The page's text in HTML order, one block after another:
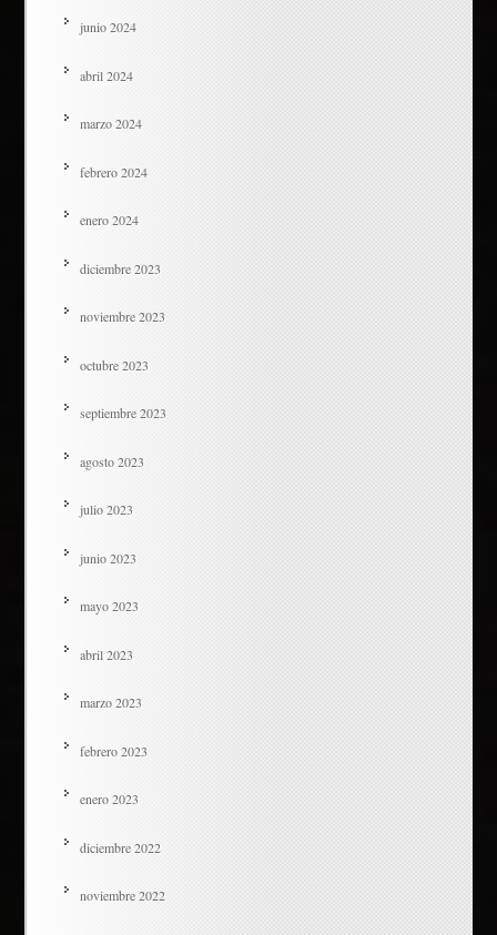
junio 2024
abril 2024
marzo 2024
febrero 2024
enero 2024
diciembre 2023
noviembre 2023
octubre 2023
septiembre 2023
agosto 2023
julio 2023
junio 2023
mayo 2023
abril 2023
marzo 2023
febrero 2023
enero 2023
diciembre 2022
noviembre 2022